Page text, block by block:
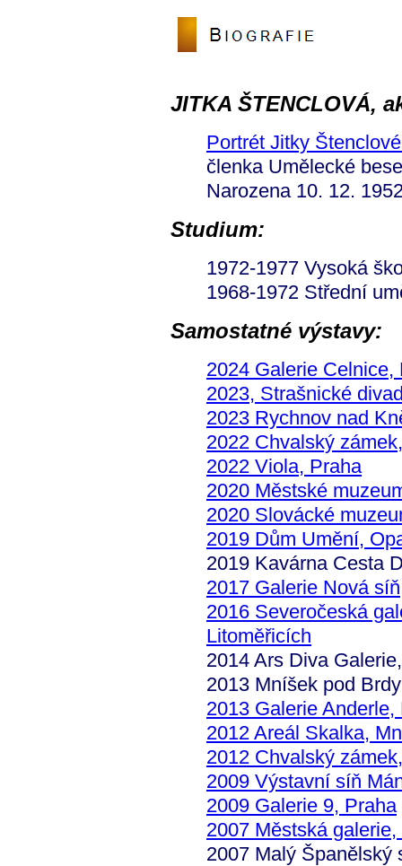
JITKA ŠTENCLOVÁ,
Portrét Jitky
členka Umělecké
Narozena 10. 12.
Studium:
1972-1977 Vysoká
1968-1972 Střední
Samostatné výstavy:
2024 Galerie Celnice,
2023, Strašnické
2023 Rychnov nad
2022 Chvalský
2022 Viola, Praha
2020 Městské
2020 Slovácké
2019 Dům Umění,
2019 Kavárna Cesta
2017 Galerie Nová
2016 Severočeská
Litoměřicích
2014 Ars Diva
2013 Mníšek pod
2013 Galerie Anderle,
2012 Areál Skalka,
2012 Chvalský
2009 Výstavní síň
2009 Galerie 9, Praha
2007 Městská
2007 Malý Španělský